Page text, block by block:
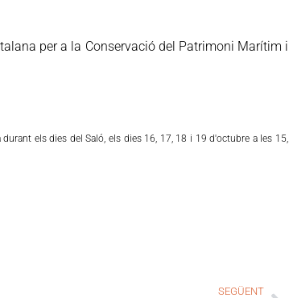
per a la Conservació del Patrimoni Marítim i
durant els dies del Saló,els dies 16, 17, 18 i 19 d'octubre a les 15,
SEGÜENT